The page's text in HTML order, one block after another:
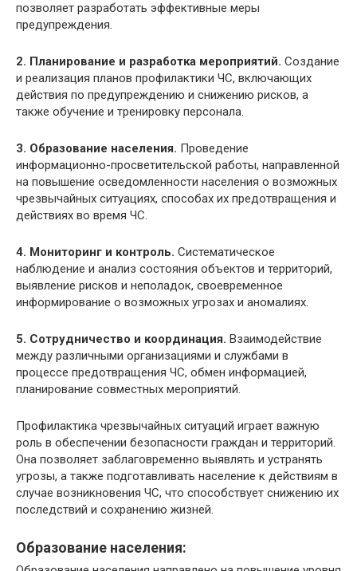
позволяет разработать эффективные меры
предупреждения.
2. Планирование и разработка мероприятий. Создание
и реализация планов профилактики ЧС, включающих
действия по предупреждению и снижению рисков, а
также обучение и тренировку персонала.
3. Образование населения. Проведение
информационно-просветительской работы, направленной
на повышение осведомленности населения о возможных
чрезвычайных ситуациях, способах их предотвращения и
действиях во время ЧС.
4. Мониторинг и контроль. Систематическое
наблюдение и анализ состояния объектов и территорий,
выявление рисков и неполадок, своевременное
информирование о возможных угрозах и аномалиях.
5. Сотрудничество и координация. Взаимодействие
между различными организациями и службами в
процессе предотвращения ЧС, обмен информацией,
планирование совместных мероприятий.
Профилактика чрезвычайных ситуаций играет важную
роль в обеспечении безопасности граждан и территорий.
Она позволяет заблаговременно выявлять и устранять
угрозы, а также подготавливать население к действиям в
случае возникновения ЧС, что способствует снижению их
последствий и сохранению жизней.
Образование населения: